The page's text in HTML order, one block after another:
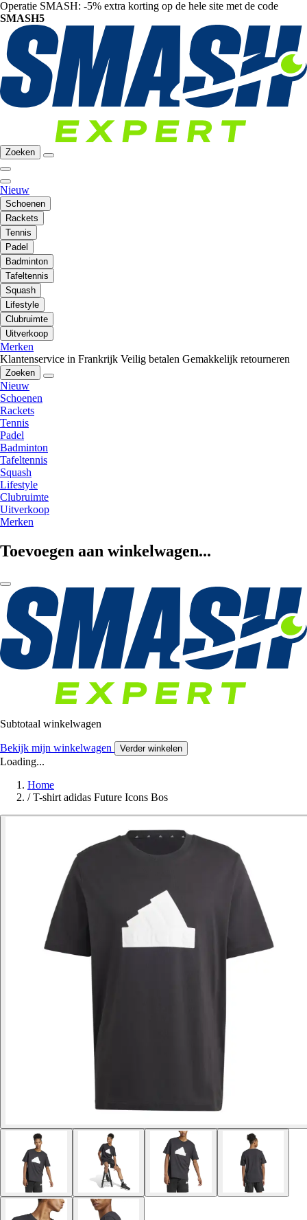
Operatie SMASH: -5% extra korting op de hele site met de code
SMASH5
Zoeken
Nieuw
Schoenen
Rackets
Tennis
Padel
Badminton
Tafeltennis
Squash
Lifestyle
Clubruimte
Uitverkoop
Merken
Klantenservice in Frankrijk Veilig betalen Gemakkelijk retourneren
Zoeken
Nieuw
Schoenen
Rackets
Tennis
Padel
Badminton
Tafeltennis
Squash
Lifestyle
Clubruimte
Uitverkoop
Merken
Toevoegen aan winkelwagen...
Subtotaal winkelwagen
Bekijk mijn winkelwagen Verder winkelen
Loading...
Home
/ T-shirt adidas Future Icons Bos